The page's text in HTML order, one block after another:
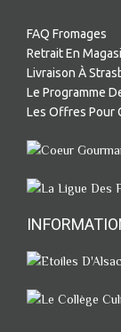
FAQ Fromages
Retrait En
Livraison À
Le Programme
Les Offres Pour